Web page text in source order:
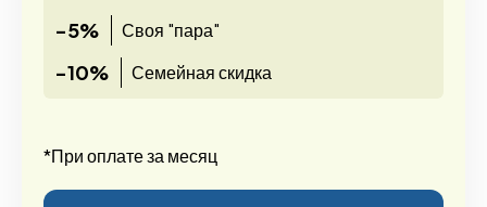
-5% Своя "пара"
-10% Семейная скидка
*При оплате за месяц